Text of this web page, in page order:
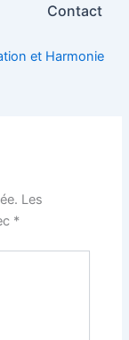
Contact
et Harmonie
Les
*